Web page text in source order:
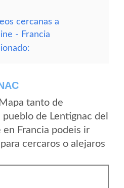
cercanas a
- Francia
tanto de
de Lentignac del
Francia podeis ir
cercaros o alejaros